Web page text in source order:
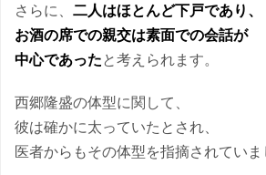
さらに、 二人はほとんど下戸であり、
お酒の席での親交は素面での会話が
中心であったと考えられます。
西郷隆盛の体型に関して、
彼は確かに太っていたとされ、
医者からもその体型を指摘されていま